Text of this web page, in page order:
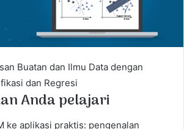
Buatan dan Ilmu Data dengan
dan Regresi
Anda pelajari
ke aplikasi praktis: pengenalan